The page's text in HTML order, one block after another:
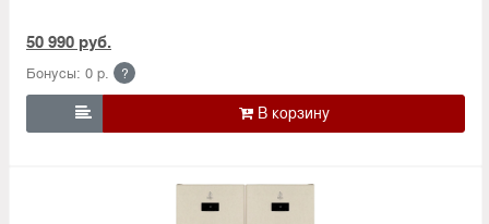
50 990 руб.
Бонусы: 0 р. ?
